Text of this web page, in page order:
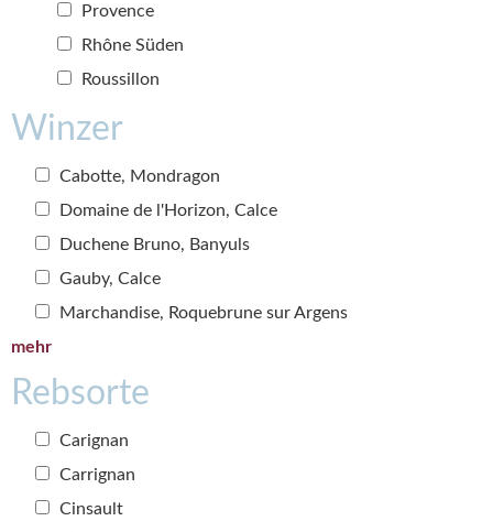
Provence
Rhône Süden
Roussillon
Winzer
Cabotte, Mondragon
Domaine de l'Horizon, Calce
Duchene Bruno, Banyuls
Gauby, Calce
Marchandise, Roquebrune sur Argens
mehr
Rebsorte
Carignan
Carrignan
Cinsault